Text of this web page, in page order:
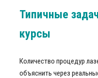
Типичные
курсы
Количество процедур
объяснить через